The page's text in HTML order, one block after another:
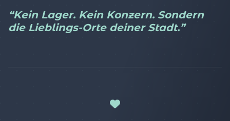
“Kein Lager. Kein Konzern. Sondern
die Lieblings-Orte deiner Stadt.”